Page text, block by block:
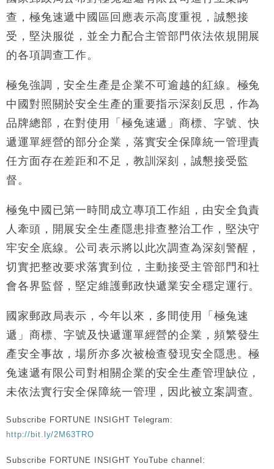
查，極兔速遞中國區回應表示高度重視，誠懇接
受，堅決服從，並全力配合主管部門依法依規開展
的各項調查工作。
極兔強調，安全生產是企業不可逾越的紅線。極兔
中國對照關於安全生產的重要指示深刻反思，作為
品牌總部，在對使用「極兔速遞」商標、字號、快
遞運單經營的部分企業，落實安全保障統一管理責
任方面存在差距和不足，教訓深刻，誠懇接受監
督。
極兔中國已第一時間成立專項工作組，由安全負責
人牽頭，開展安全生產隱患排查整治工作，堅決守
牢安全底線。公司表示將以此次調查為深刻警醒，
切實把整改要求落實到位，主動接受主管部門和社
會各界監督，堅定維護郵政快遞業安全穩定運行。
國家郵政局表示，今年以來，多間使用「極兔速
遞」商標、字號及快遞運單經營的企業，頻繁發生
產安全事故，場所亦多次被檢查發現安全隱患。極
兔速遞有限公司對相關企業的安全生產管理缺位，
未依法實行安全保障統一管理，因此被立案調查。
Subscribe FORTUNE INSIGHT Telegram:
http://bit.ly/2M63TRO
Subscribe FORTUNE INSIGHT YouTube channel: